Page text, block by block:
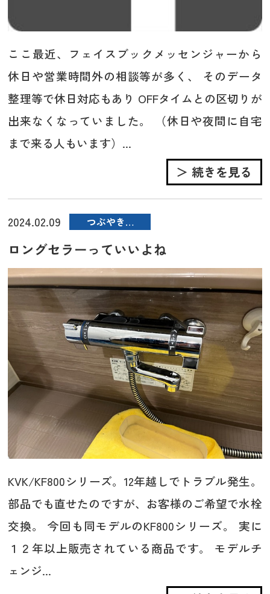
ここ最近、フェイスブックメッセンジャーから
休日や営業時間外の相談等が多く、 そのデータ
整理等で休日対応もあり OFFタイムとの区切りが
出来なくなっていました。 （休日や夜間に自宅
まで来る人もいます）...
＞ 続きを見る
2024.02.09 つぶやき…
ロングセラーっていいよね
KVK/KF800シリーズ。12年越しでトラブル発生。
部品でも直せたのですが、お客様のご希望で水栓
交換。 今回も同モデルのKF800シリーズ。 実に
１２年以上販売されている商品です。 モデルチ
ェンジ...